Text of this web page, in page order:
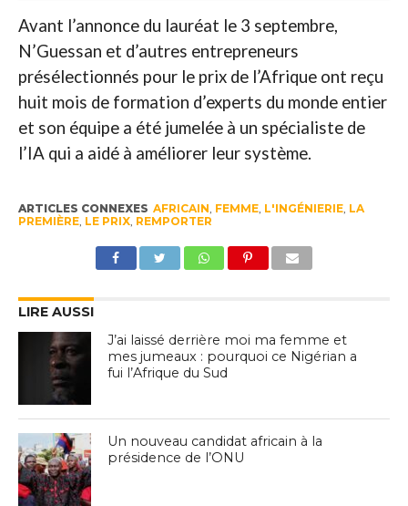
Avant l’annonce du lauréat le 3 septembre,
N’Guessan et d’autres entrepreneurs
présélectionnés pour le prix de l’Afrique ont reçu
huit mois de formation d’experts du monde entier
et son équipe a été jumelée à un spécialiste de
l’IA qui a aidé à améliorer leur système.
ARTICLES CONNEXES AFRICAIN, FEMME, L'INGÉNIERIE, LA
PREMIÈRE, LE PRIX, REMPORTER
LIRE AUSSI
J’ai laissé derrière moi ma femme et
mes jumeaux : pourquoi ce Nigérian a
fui l’Afrique du Sud
Un nouveau candidat africain à la
présidence de l’ONU